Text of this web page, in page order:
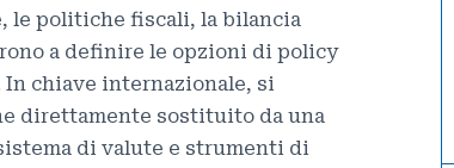
le politiche fiscali, la bilancia
a definire le opzioni di policy
chiave internazionale, si
direttamente sostituito da una
di valute e strumenti di